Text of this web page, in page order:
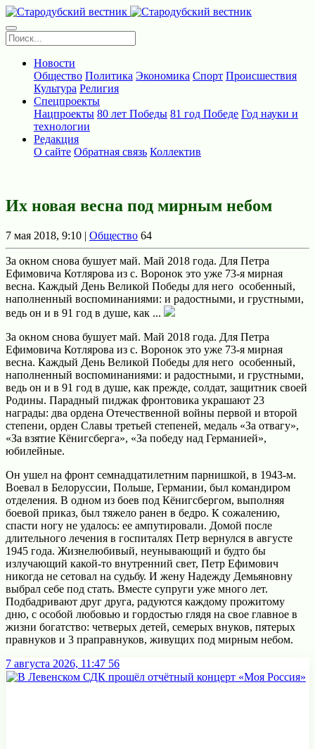
Новости
Общество Политика Экономика Спорт Происшествия
Культура Религия
Спецпроекты
Нацпроекты 80 лет Победы 81 год Победе Год науки и
технологии
Редакция
О сайте Обратная связь Коллектив
Их новая весна под мирным небом
7 мая 2018, 9:10 | Общество 64
За окном снова бушует май. Май 2018 года. Для Петра
Ефимовича Котлярова из с. Воронок это уже 73-я мирная
весна. Каждый День Великой Победы для него особенный,
наполненный воспоминаниями: и радостными, и грустными,
ведь он и в 91 год в душе, как ...
За окном снова бушует май. Май 2018 года. Для Петра
Ефимовича Котлярова из с. Воронок это уже 73-я мирная
весна. Каждый День Великой Победы для него особенный,
наполненный воспоминаниями: и радостными, и грустными,
ведь он и в 91 год в душе, как прежде, солдат, защитник своей
Родины. Парадный пиджак фронтовика украшают 23
награды: два ордена Отечественной войны первой и второй
степени, орден Славы третьей степеней, медаль «За отвагу»,
«За взятие Кёнигсберга», «За победу над Германией»,
юбилейные.
Он ушел на фронт семнадцатилетним парнишкой, в 1943-м.
Воевал в Белоруссии, Польше, Германии, был командиром
отделения. В одном из боев под Кёнигсбергом, выполняя
боевой приказ, был тяжело ранен в бедро. К сожалению,
спасти ногу не удалось: ее ампутировали. Домой после
длительного лечения в госпиталях Петр вернулся в августе
1945 года. Жизнелюбивый, неунывающий и будто бы
излучающий какой-то внутренний свет, Петр Ефимович
никогда не сетовал на судьбу. И жену Надежду Демьяновну
выбрал себе под стать. Вместе супруги уже много лет.
Подбадривают друг друга, радуются каждому прожитому
дню, с особой любовью и гордостью глядя на свое главное в
жизни богатство: четверых детей, семерых внуков, пятерых
правнуков и 3 праправнуков, живущих под мирным небом.
7 августа 2026, 11:47 56